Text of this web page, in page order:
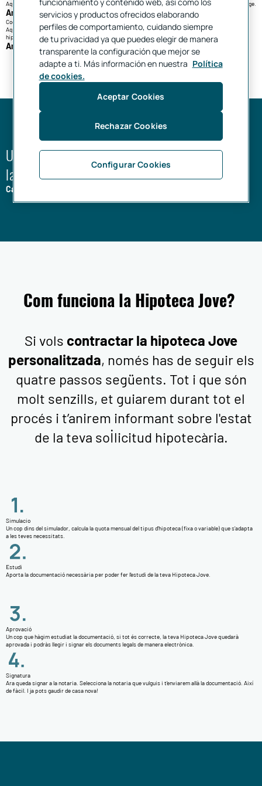
Aquí tens la informació que necessites per contractar un préstec dirigit a l'adquisició d'un habitatge.
Anar a la guia
Codi de bones pràctique
Aquí tens disponible la informació general sobre mesures per reforçar la protecció als deutors
hipotecaris.
Anar al codi
Uneix-te a més de 445.000 persones que tenen
la seva hipoteca en Unicaja.
Calcula la teva hipoteca sense cap compromís
Com funciona la Hipoteca Jove?
Si vols contractar la hipoteca Jove
personalitzada, només has de seguir els
quatre passos següents. Tot i que són
molt senzills, et guiarem durant tot el
procés i t’anirem informant sobre l'estat
de la teva sol·licitud hipotecària.
Simulacio
Un cop dins del simulador, calcula la quota mensual del tipus d’hipoteca (fixa o variable) que s’adapta
a les teves necessitats.
Estudi
Aporta la documentació necessària per poder fer l’estudi de la teva Hipoteca Jove.
Aprovació
Un cop que hàgim estudiat la documentació, si tot és correcte, la teva Hipoteca Jove quedarà
aprovada i podràs llegir i signar els documents legals de manera electrònica.
Signatura
Ara queda signar a la notaria. Selecciona la notaria que vulguis i t’enviarem allà la documentació. Així
de fàcil. I ja pots gaudir de casa nova!
servicios y productos ofrecidos elaborando
perfiles de comportamiento, cuidando siempre
de tu privacidad ya que puedes elegir de manera
transparente la configuración que mejor se
adapte a ti. Más información en nuestra Política
de cookies.
Configurar Cookies
Rechazar Cookies
Aceptar Cookies